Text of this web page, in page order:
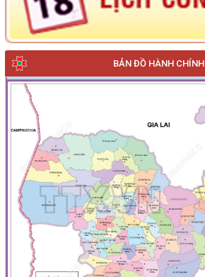
BẢN ĐỒ HÀNH CHÍNH